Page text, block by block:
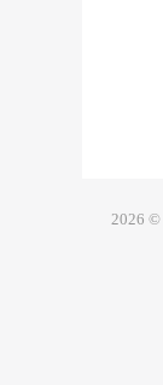
2026 ©